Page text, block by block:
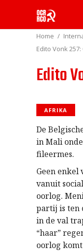
Home
Edito Vonk
Edito
AFRIKA
De
in Mali
fileermes.
Geen
vanuit
oorlog.
partij is ten
in de val
“haar”
oorlog